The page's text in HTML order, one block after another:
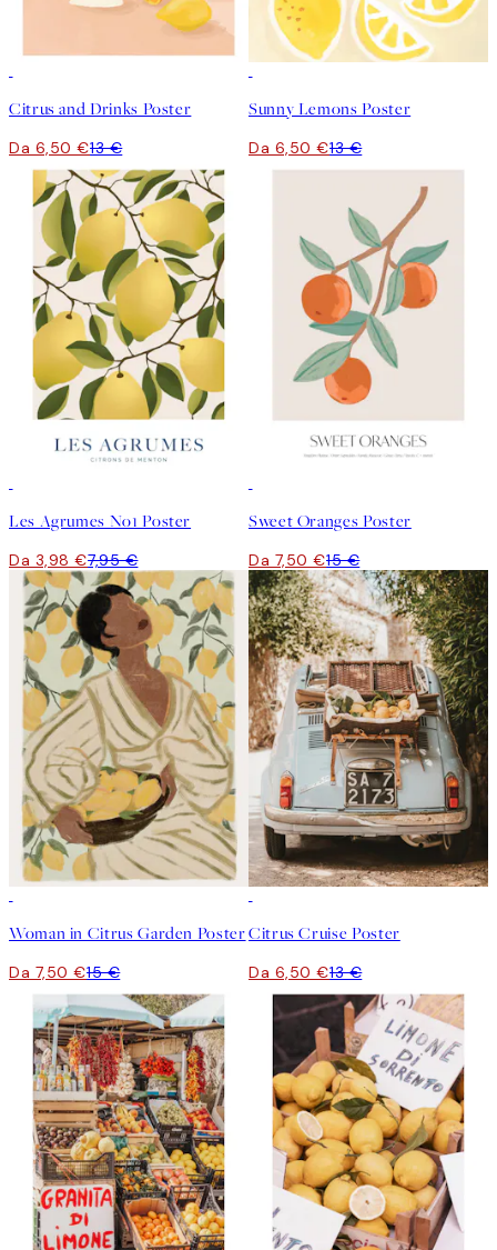
Citrus and Drinks Poster
Da 6,50 €13 €
Sunny Lemons Poster
Da 6,50 €13 €
Les Agrumes No1 Poster
Da 3,98 €7,95 €
Sweet Oranges Poster
Da 7,50 €15 €
Woman in Citrus Garden Poster
Da 7,50 €15 €
Citrus Cruise Poster
Da 6,50 €13 €